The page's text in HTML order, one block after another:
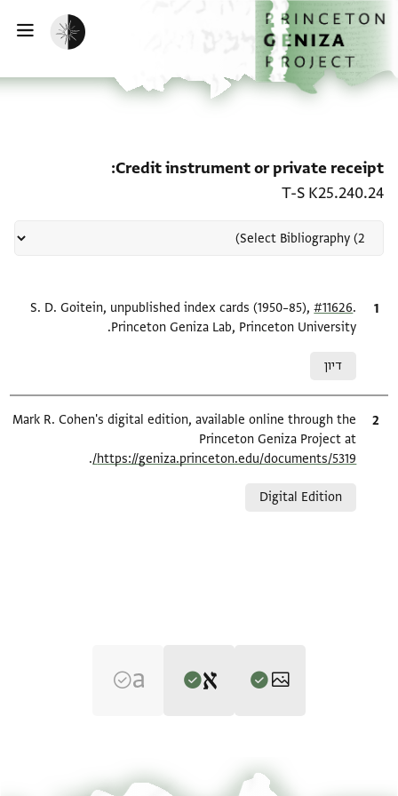
לתוכןהבית
הפעלת מצב כהה
Credit instrument or private receipt
T-S K25.240.24
ציטוט S. D. Goitein, unpublished index cards (1950–85),#11626
Princeton Geniza Lab, Princeton University.
דיון
ציטוט
Mark R. Cohen's digital edition, available online through the
Princeton Geniza Project at
https://geniza.princeton.edu/documents/5319/
.
Digital Edition
Mark R. Cohen's digital edition.